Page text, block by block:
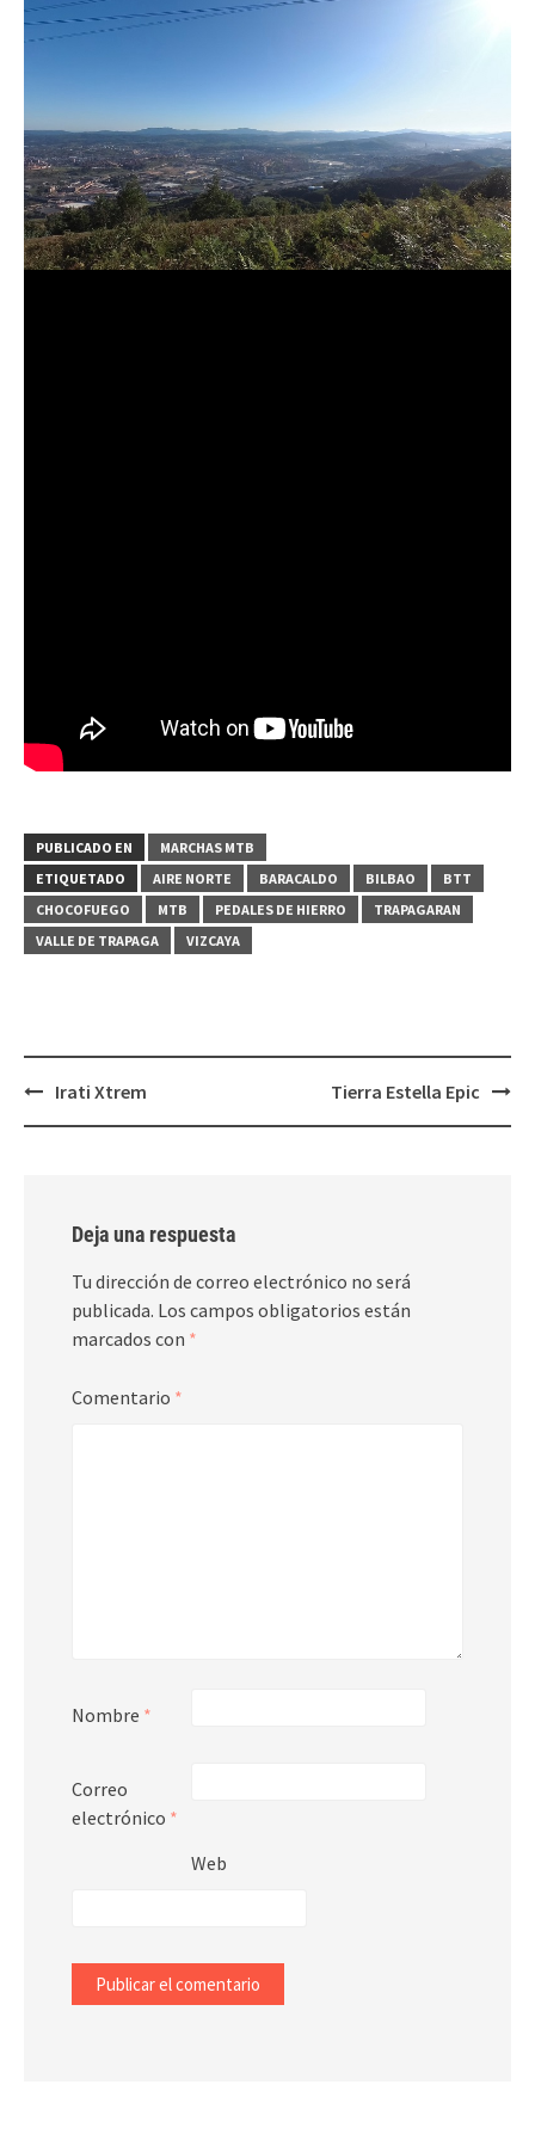
PUBLICADO EN
MARCHAS MTB
ETIQUETADO
AIRE NORTE BARACALDO BILBAO
BTT
CHOCOFUEGO
MTB PEDALES DE HIERRO
TRAPAGARAN
VALLE DE TRAPAGA
VIZCAYA
Navegación
Irati Xtrem Tierra Estella Epic
Deja una respuesta
Tu dirección de correo electrónico no será
publicada. Los campos obligatorios están
marcados con *
Comentario *
Nombre *
Correo
electrónico *
Web